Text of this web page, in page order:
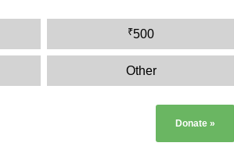
₹500
Other
Donate »